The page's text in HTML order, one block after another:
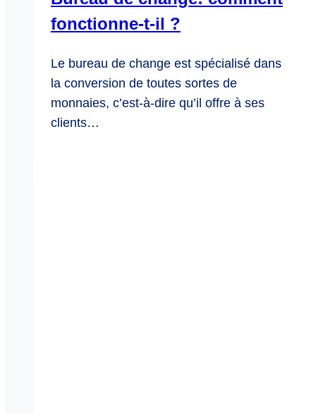
fonctionne-t-il ?
Le bureau de change est spécialisé dans
la conversion de toutes sortes de
monnaies, c’est-à-dire qu’il offre à ses
clients…